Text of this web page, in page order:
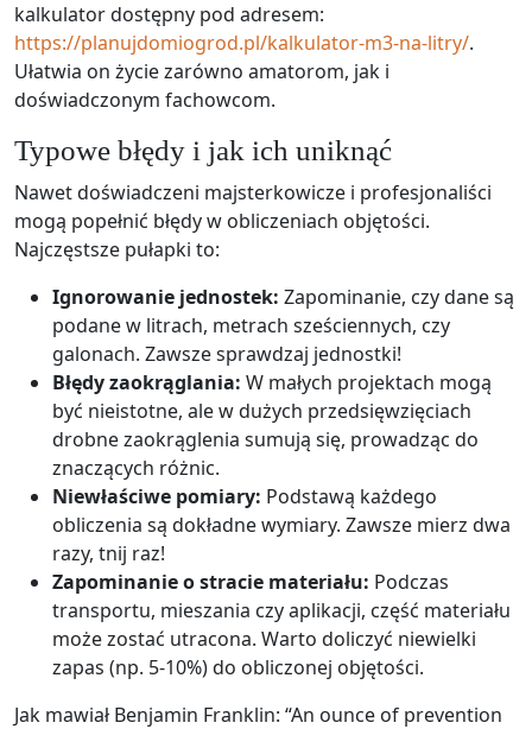
kalkulator dostępny pod adresem:
https://planujdomiogrod.pl/kalkulator-m3-na-litry/.
Ułatwia on życie zarówno amatorom, jak i
doświadczonym fachowcom.
Typowe błędy i jak ich uniknąć
Nawet doświadczeni majsterkowicze i profesjonaliści
mogą popełnić błędy w obliczeniach objętości.
Najczęstsze pułapki to:
Ignorowanie jednostek: Zapominanie, czy dane są
podane w litrach, metrach sześciennych, czy
galonach. Zawsze sprawdzaj jednostki!
Błędy zaokrąglania: W małych projektach mogą
być nieistotne, ale w dużych przedsięwzięciach
drobne zaokrąglenia sumują się, prowadząc do
znaczących różnic.
Niewłaściwe pomiary: Podstawą każdego
obliczenia są dokładne wymiary. Zawsze mierz dwa
razy, tnij raz!
Zapominanie o stracie materiału: Podczas
transportu, mieszania czy aplikacji, część materiału
może zostać utracona. Warto doliczyć niewielki
zapas (np. 5-10%) do obliczonej objętości.
Jak mawiał Benjamin Franklin: “An ounce of prevention